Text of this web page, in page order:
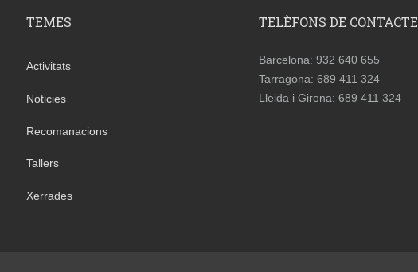
TEMES
Activitats
Noticies
Recomanacions
Tallers
Xerrades
TELÈFONS DE CONTACTE
Barcelona: 932 640 655
Tarragona: 689 411 324
Lleida i Girona: 689 411 324